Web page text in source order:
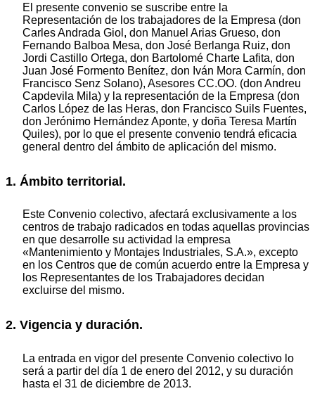
El presente convenio se suscribe entre la
Representación de los trabajadores de la Empresa (don
Carles Andrada Giol, don Manuel Arias Grueso, don
Fernando Balboa Mesa, don José Berlanga Ruiz, don
Jordi Castillo Ortega, don Bartolomé Charte Lafita, don
Juan José Formento Benítez, don Iván Mora Carmín, don
Francisco Senz Solano), Asesores CC.OO. (don Andreu
Capdevila Mila) y la representación de la Empresa (don
Carlos López de las Heras, don Francisco Suils Fuentes,
don Jerónimo Hernández Aponte, y doña Teresa Martín
Quiles), por lo que el presente convenio tendrá eficacia
general dentro del ámbito de aplicación del mismo.
1. Ámbito territorial.
Este Convenio colectivo, afectará exclusivamente a los
centros de trabajo radicados en todas aquellas provincias
en que desarrolle su actividad la empresa
«Mantenimiento y Montajes Industriales, S.A.», excepto
en los Centros que de común acuerdo entre la Empresa y
los Representantes de los Trabajadores decidan
excluirse del mismo.
2. Vigencia y duración.
La entrada en vigor del presente Convenio colectivo lo
será a partir del día 1 de enero del 2012, y su duración
hasta el 31 de diciembre de 2013.